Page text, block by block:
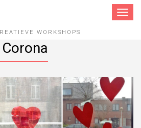
Toggle
WORKSHOPS